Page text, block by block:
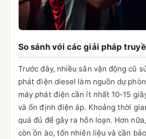
So sánh với các giải pháp
Trước đây, nhiều sân vận động cũ
phát điện diesel làm nguồn dự
máy phát điện cần ít nhất 10-15
và ổn định điện áp. Khoảng thời
quá đủ để gây ra hỗn loạn. Hơn
còn ồn ào, tốn nhiên liệu và cần